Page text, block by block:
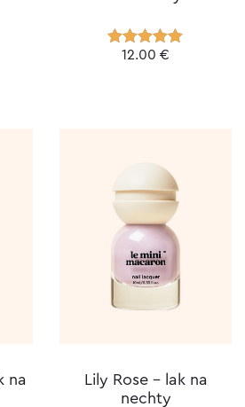
Hodnotenie
12.00 €
na
Lily Rose – lak na
nechty